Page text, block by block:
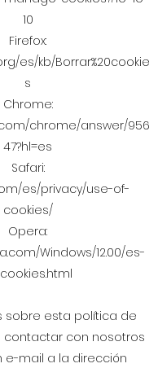
10
Firefox:
es/kb/Borrar%20cookie
s
Chrome:
chrome/answer/956
47?hl=es
Safari:
es/privacy/use-of-
cookies/
Opera:
Windows/12.00/es-
cookies.html
sobre esta política de
contactar con nosotros
e-mail a la dirección